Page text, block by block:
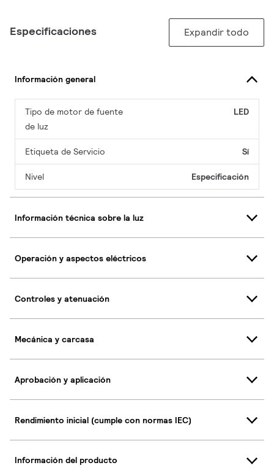
Especificaciones Expandir todo
Información general
Tipo de motor de fuente
de luz
LED
Etiqueta de Servicio Sí
Nivel Especificación
Información técnica sobre la luz
Operación y aspectos eléctricos
Controles y atenuación
Mecánica y carcasa
Aprobación y aplicación
Rendimiento inicial (cumple con normas IEC)
Información del producto